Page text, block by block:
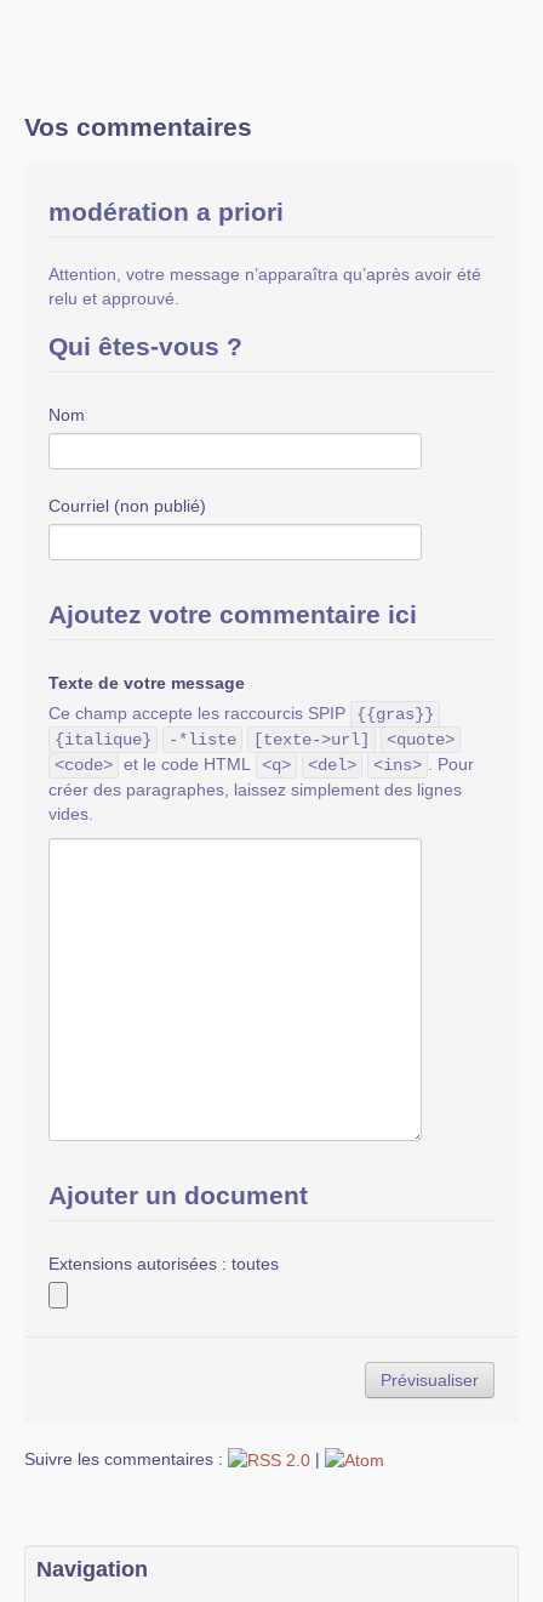
Vos commentaires
modération a priori
Attention, votre message n’apparaîtra qu’après avoir été
relu et approuvé.
Qui êtes-vous ?
Nom
Courriel (non publié)
Ajoutez votre commentaire ici
Texte de votre message
Ce champ accepte les raccourcis SPIP
{{gras}}
{italique}
-*liste [texte->url]
<quote>
<code> et le code HTML <q> <del> <ins>
. Pour
créer des paragraphes, laissez simplement des lignes
vides.
Ajouter un document
Extensions autorisées : toutes
Suivre les commentaires : |
Navigation